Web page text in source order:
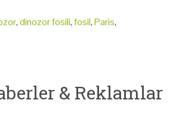
,dinozor fosili,fosil,Paris,
& Reklamlar